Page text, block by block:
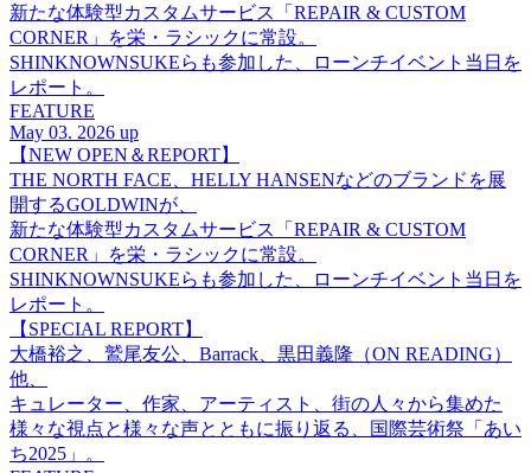
新たな体験型カスタムサービス「REPAIR & CUSTOM
CORNER」を栄・ラシックに常設。
SHINKNOWNSUKEらも参加した、ローンチイベント当日を
レポート。
FEATURE
May 03. 2026 up
【NEW OPEN＆REPORT】
THE NORTH FACE、HELLY HANSENなどのブランドを展
開するGOLDWINが、
新たな体験型カスタムサービス「REPAIR & CUSTOM
CORNER」を栄・ラシックに常設。
SHINKNOWNSUKEらも参加した、ローンチイベント当日を
レポート。
【SPECIAL REPORT】
大橋裕之、鷲尾友公、Barrack、黒田義隆（ON READING）
他、
キュレーター、作家、アーティスト、街の人々から集めた
様々な視点と様々な声とともに振り返る、国際芸術祭「あい
ち2025」。